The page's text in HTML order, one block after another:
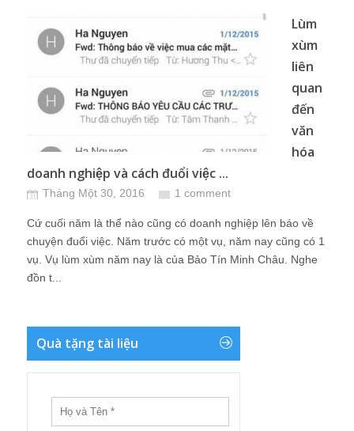
Lùm
xùm
liên
quan
đến
văn
hóa
doanh nghiệp và cách đuổi việc ...
Tháng Một 30, 2016 1 comment
Cứ cuối năm là thể nào cũng có doanh nghiệp lên báo về
chuyện đuổi việc. Năm trước có một vụ, năm nay cũng có 1
vụ. Vụ lùm xùm năm nay là của Bảo Tín Minh Châu. Nghe
đồn t...
Quà tặng tài liệu